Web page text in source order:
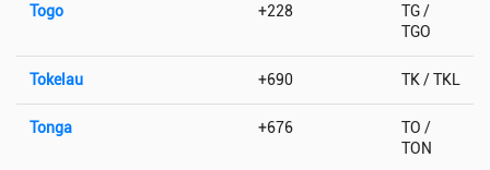
Togo +228
TG /
TGO
Tokelau +690 TK / TKL
Tonga +676
TO /
TON